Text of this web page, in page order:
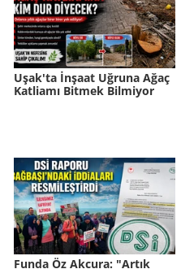
Uşak'ta İnşaat Uğruna Ağaç
Katliamı Bitmek Bilmiyor
Funda Öz Akcura: "Artık